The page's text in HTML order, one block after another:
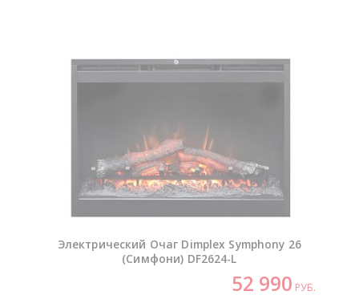
Электрический Очаг Dimplex Symphony 26
(Симфони) DF2624-L
52 990 РУБ.